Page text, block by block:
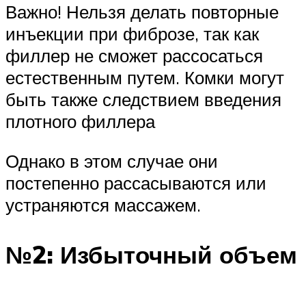
Важно! Нельзя делать повторные
инъекции при фиброзе, так как
филлер не сможет рассосаться
естественным путем. Комки могут
быть также следствием введения
плотного филлера
Однако в этом случае они
постепенно рассасываются или
устраняются массажем.
№2: Избыточный объем